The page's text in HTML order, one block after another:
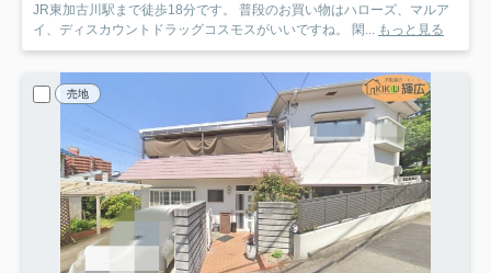
JR東加古川駅まで徒歩18分です。 普段のお買い物はハローズ、マルア
イ、ディスカウントドラッグコスモスがいいですね。 閑... もっと見る
売地